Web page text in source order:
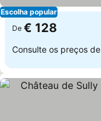
Escolha popular
De € 128
Consulte os preços de